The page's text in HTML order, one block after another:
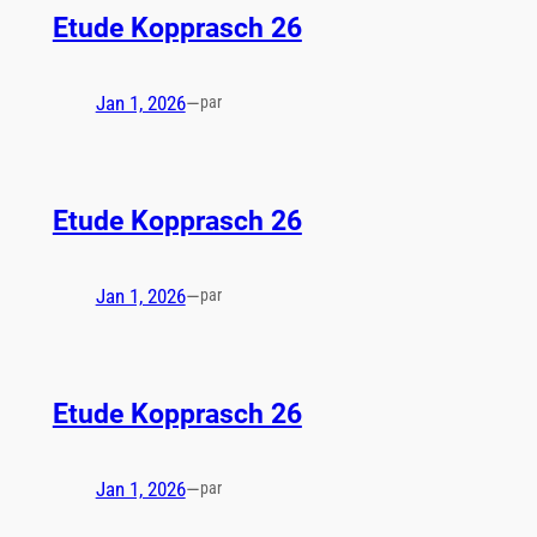
Etude Kopprasch 26
Jan 1, 2026—par
Etude Kopprasch 26
Jan 1, 2026—par
Etude Kopprasch 26
Jan 1, 2026—par